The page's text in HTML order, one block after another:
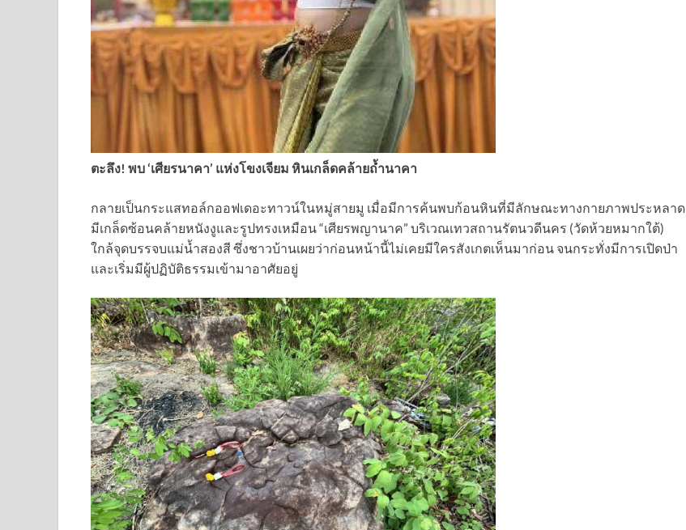
ตะลึง! พบ ‘เศียรนาคา’ แห่งโขงเจียม หินเกล็ดคล้ายถ้ำนาคา
กลายเป็นกระแสทอล์กออฟเดอะทาวน์ในหมู่สายมู เมื่อมีการค้นพบก้อนหินที่มีลักษณะทางกายภาพประหลาด
มีเกล็ดซ้อนคล้ายหนังงูและรูปทรงเหมือน “เศียรพญานาค” บริเวณเทวสถานรัตนวดีนคร (วัดห้วยหมากใต้)
ใกล้จุดบรรจบแม่น้ำสองสี ซึ่งชาวบ้านเผยว่าก่อนหน้านี้ไม่เคยมีใครสังเกตเห็นมาก่อน จนกระทั่งมีการเปิดป่า
และเริ่มมีผู้ปฏิบัติธรรมเข้ามาอาศัยอยู่